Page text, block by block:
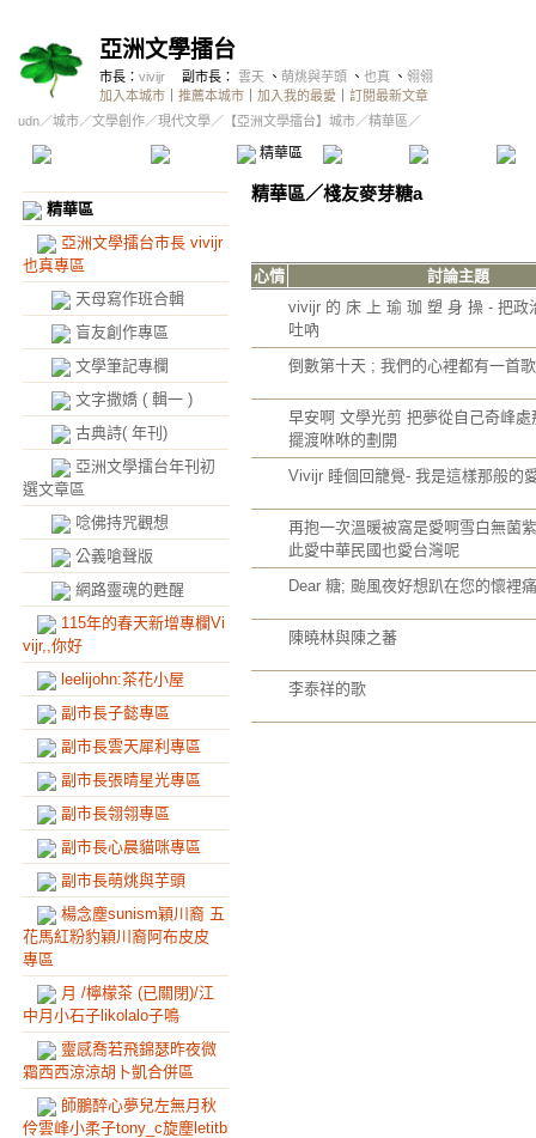
亞洲文學擂台
市長： vivijr 副市長： 雲天 、 萌烑與芋頭 、 也真 、 翎翎
加入本城市
推薦本城市 加入我的最愛
訂閱最新文章
udn／城市／文學創作／現代文學／ 【亞洲文學擂台】城市／精華區／
精華區 投票區 影像館
精華區
亞洲文學擂台市長 vivijr
也真專區
天母寫作班合輯
盲友創作專區
文學筆記專欄
文字撒嬌 ( 輯一 )
古典詩( 年刊)
亞洲文學擂台年刊初
選文章區
唸佛持咒觀想
公義嗆聲版
網路靈魂的甦醒
115年的春天新增專欄Vi
vijr,,你好
leelijohn:茶花小屋
副市長子懿專區
副市長雲天犀利專區
副市長張晴星光專區
副市長翎翎專區
副市長心晨貓咪專區
副市長萌烑與芋頭
楊念塵sunism穎川裔 五
花馬紅粉豹穎川裔阿布皮皮
專區
月 /檸檬茶 (已關閉)/江
中月小石子likolalo子鳴
靈感喬若飛錦瑟昨夜微
霜西西涼涼胡卜凱合併區
師鵬醉心夢兒左無月秋
伶雲峰小柔子tony_c旋塵letitb
精華區／棧友麥芽糖a
心情
討論主題
vivijr 的 床 上 瑜 珈 塑 身 操 - 把政
吐吶
倒數第十天 ; 我們的心裡都有一首歌
早安啊 文學光剪 把夢從自己奇峰處
擺渡咻咻的劃開
Vivijr 睡個回籠覺- 我是這樣那般的
再抱一次溫暖被窩是愛啊雪白無菌
此愛中華民國也愛台灣呢
Dear 糖; 颱風夜好想趴在您的懷裡
陳曉林與陳之蕃
李泰祥的歌